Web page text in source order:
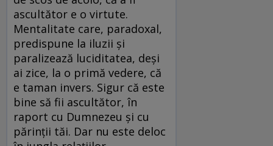
ascultător e o virtute.
Mentalitate care, paradoxal,
predispune la iluzii și
paralizează luciditatea, deși
ai zice, la o primă vedere, că
e taman invers. Sigur că este
bine să fii ascultător, în
raport cu Dumnezeu și cu
părinții tăi. Dar nu este deloc